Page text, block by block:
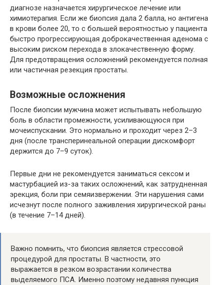
диагнозе назначается хирургическое лечение или
химиотерапия. Если же биопсия дала 2 балла, но антигена
в крови более 20, то с большей вероятностью у пациента
быстро прогрессирующая доброкачественная аденома с
высоким риском перехода в злокачественную форму.
Для предотвращения осложнений рекомендуется полная
или частичная резекция простаты.
Возможные осложнения
После биопсии мужчина может испытывать небольшую
боль в области промежности, усиливающуюся при
мочеиспускании. Это нормально и проходит через 2–3
дня (после трансперинеальной операции дискомфорт
держится до 7–9 суток).
Первые дни не рекомендуется заниматься сексом и
мастурбацией из-за таких осложнений, как затрудненная
эрекция, боли при семяизвержении. Эти нарушения сами
исчезнут после полного заживления хирургической раны
(в течение 7–14 дней).
Важно помнить, что биопсия является стрессовой
процедурой для простаты. В частности, это
выражается в резком возрастании количества
выделяемого ПСА. Именно поэтому недавняя пункция